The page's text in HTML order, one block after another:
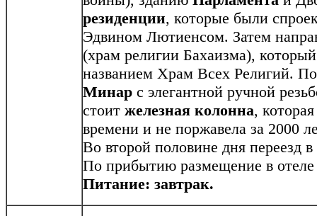
резиденции, которые были
Эдвином Лютиенсом. Затем
(храм религии Бахаизма),
названием Храм Всех Религий.
Минар с элегантной ручной
стоит железная колонна,
времени и не поржавела за 2000
Во второй половине дня переезд
По прибытию размещение в
Питание: завтрак.